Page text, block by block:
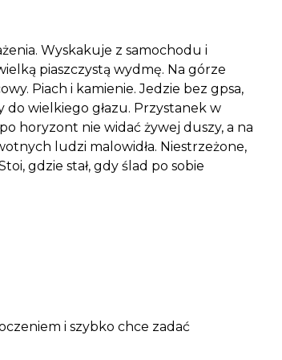
Wyskakuje z samochodu i
piaszczystą wydmę. Na górze
Piach i kamienie. Jedzie bez gpsa,
do wielkiego głazu. Przystanek w
horyzont nie widać żywej duszy, a na
ludzi malowidła. Niestrzeżone,
gdzie stał, gdy ślad po sobie
i szybko chce zadać